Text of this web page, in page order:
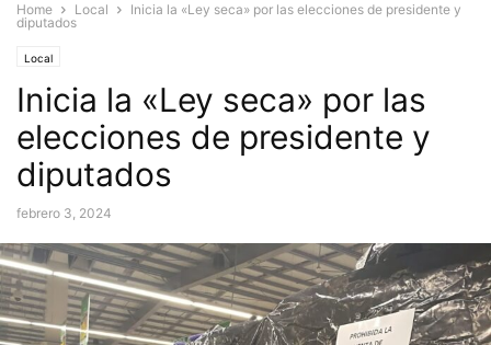
Home Local
Inicia la «Ley seca» por las elecciones de presidente y
diputados
Local
Inicia la «Ley seca» por las
elecciones de presidente y
diputados
febrero 3, 2024